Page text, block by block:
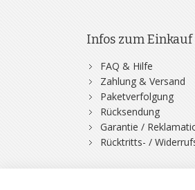
Infos zum Einkauf
FAQ & Hilfe
Zahlung & Versand
Paketverfolgung
Rücksendung
Garantie /
Rücktritts- /